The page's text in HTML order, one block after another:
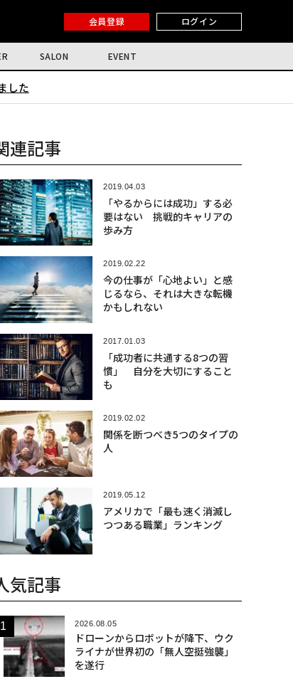
会員登録 ログイン
SALON EVENT
した
連記事
2019.04.03
「やるからには成功」する必
要はない 挑戦的キャリアの
歩み方
2019.02.22
今の仕事が「心地よい」と感
じるなら、それは大きな転機
かもしれない
2017.01.03
「成功者に共通する8つの習
慣」 自分を大切にすること
も
2019.02.02
関係を断つべき5つのタイプの
人
2019.05.12
アメリカで「最も速く消滅し
つつある職業」ランキング
気記事
2026.08.05
ドローンからロボットが降下、ウク
ライナが世界初の「無人空挺強襲」
を遂行